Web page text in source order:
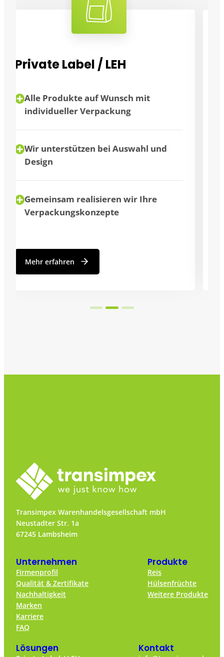
Großverbraucher
Flexibilität durch unterschiedliche
Verpackungsgrößen
Abnahme in Großmengen möglich
Mehr erfahren
Transimpex Warenhandelsgesellschaft mbH
Neustadter Str. 1a
67245 Lambsheim
Unternehmen
Firmenprofil
Qualität & Zertifikate
Nachhaltigkeit
Marken
Karriere
FAQ
Produkte
Reis
Hülsenfrüchte
Weitere Produkte
Lösungen Kontakt